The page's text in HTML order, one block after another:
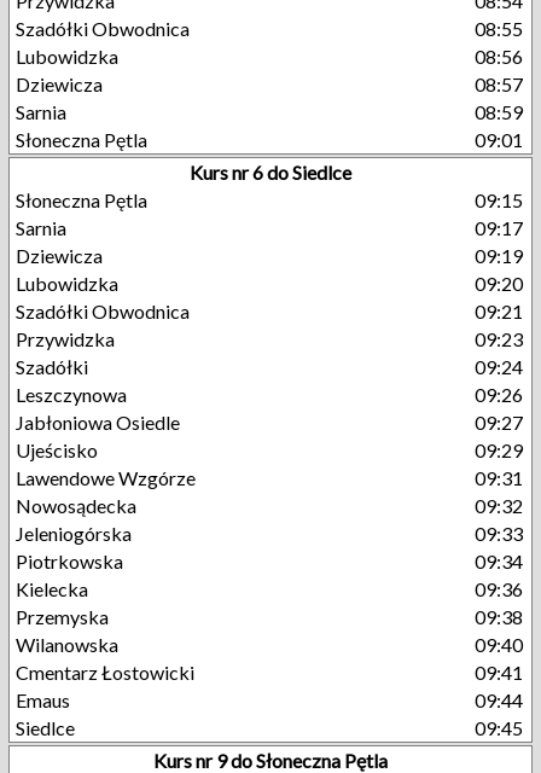
Szadółki Obwodnica
08:55
Lubowidzka
08:56
Dziewicza
08:57
Sarnia
08:59
Słoneczna Pętla
09:01
Kurs nr 6 do Siedlce
Słoneczna Pętla
09:15
Sarnia
09:17
Dziewicza
09:19
Lubowidzka
09:20
Szadółki Obwodnica
09:21
Przywidzka
09:23
Szadółki
09:24
Leszczynowa
09:26
Jabłoniowa Osiedle
09:27
Ujeścisko
09:29
Lawendowe Wzgórze
09:31
Nowosądecka
09:32
Jeleniogórska
09:33
Piotrkowska
09:34
Kielecka
09:36
Przemyska
09:38
Wilanowska
09:40
Cmentarz Łostowicki
09:41
Emaus
09:44
Siedlce
09:45
Kurs nr 9 do Słoneczna Pętla